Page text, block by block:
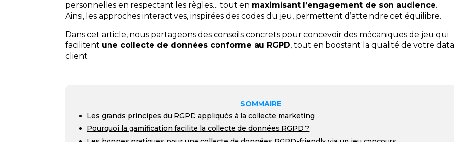
personnelles en respectant les règles… tout en maximisant l’engagement de son audience.
Ainsi, les approches interactives, inspirées des codes du jeu, permettent d’atteindre cet équilibre.
Dans cet article, nous partageons des conseils concrets pour concevoir des mécaniques de jeu qui
facilitent une collecte de données conforme au RGPD, tout en boostant la qualité de votre data
client.
SOMMAIRE
Les grands principes du RGPD appliqués à la collecte marketing
Pourquoi la gamification facilite la collecte de données RGPD ?